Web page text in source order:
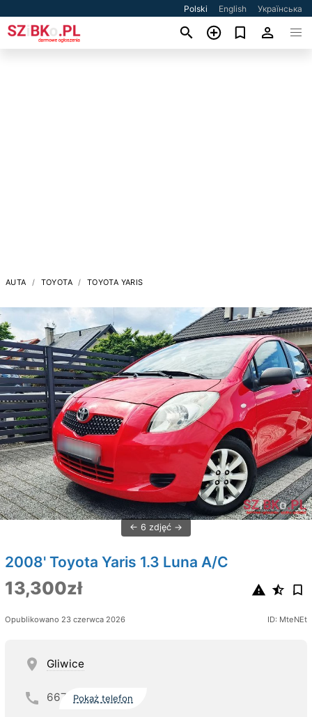
Polski English Українська
AUTA TOYOTA TOYOTA YARIS
6 zdjęć
2008' Toyota Yaris 1.3 Luna A/C
13,300zł
Opublikowano 23 czerwca 2026 ID: MteNEt
Gliwice
667 Pokaż telefon